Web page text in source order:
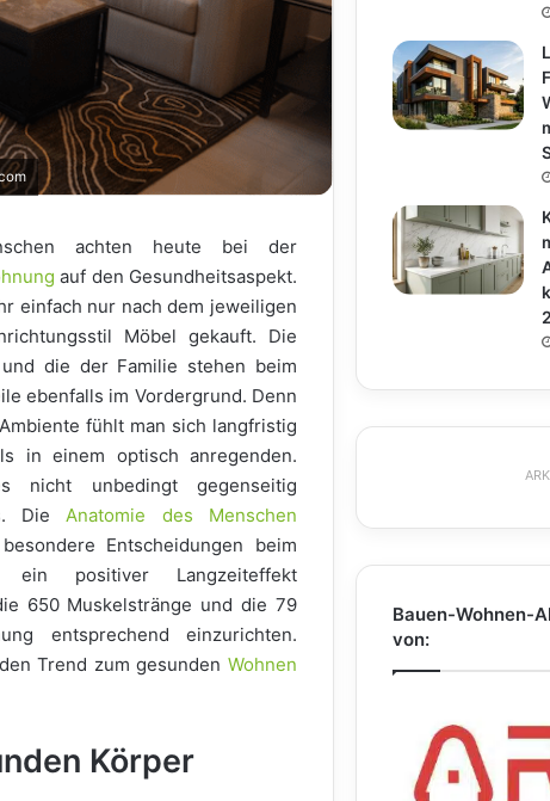
achten heute bei der
auf den Gesundheitsaspekt.
einfach nur nach dem jeweiligen
Möbel gekauft. Die
die der Familie stehen beim
ebenfalls im Vordergrund. Denn
fühlt man sich langfristig
in einem optisch anregenden.
nicht unbedingt gegenseitig
DieAnatomie des Menschen
Entscheidungen beim
ein positiver Langzeiteffekt
650 Muskelstränge und die 79
entsprechend einzurichten.
Trend zum gesunden Wohnen
Körper
Bauen-Wohnen-
von: